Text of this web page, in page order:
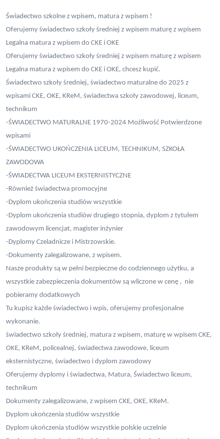
Świadectwo szkolne z wpisem, matura z wpisem !
Oferujemy świadectwo szkoły średniej z wpisem maturę z wpisem
Legalna matura z wpisem do CKE i OKE
Oferujemy świadectwo szkoły średniej z wpisem maturę z wpisem
Legalna matura z wpisem do CKE i OKE, chcesz kupić.
Świadectwo szkoły średniej, świadectwo maturalne do 2025 z
wpisami CKE, OKE, KReM, świadectwa szkoły zawodowej, liceum,
technikum
-ŚWIADECTWO MATURALNE 1970-2024 Możliwość Potwierdzone
wpisami
-ŚWIADECTWO UKOŃCZENIA LICEUM, TECHNIKUM, SZKOŁA
ZAWODOWA
-ŚWIADECTWA LICEUM EKSTERNISTYCZNE
-Również świadectwa promocyjne
-Dyplom ukończenia studiów wszystkie
-Dyplom ukończenia studiów drugiego stopnia, dyplom z tytułem
zawodowym licencjat, magister inżynier
-Dyplomy Czeladnicze i Mistrzowskie.
-Dokumenty zalegalizowane, z wpisem.
Nasze produkty są w pełni bezpieczne do codziennego użytku, a
wszystkie zabezpieczenia dokumentów są wliczone w cenę , nie
pobieramy dodatkowych
Tu kupisz każde świadectwo i wpis, oferujemy profesjonalne
wykonanie.
świadectwo szkoły średniej, matura z wpisem, maturę w wpisem CKE,
OKE, KReM, policealnej, świadectwa zawodowe, liceum
eksternistyczne, świadectwo i dyplom zawodowy
Oferujemy dyplomy i świadectwa, Matura, Świadectwo liceum,
technikum
Dokumenty zalegalizowane, z wpisem CKE, OKE, KReM.
Dyplom ukończenia studiów wszystkie
Dyplom ukończenia studiów wszystkie polskie uczelnie